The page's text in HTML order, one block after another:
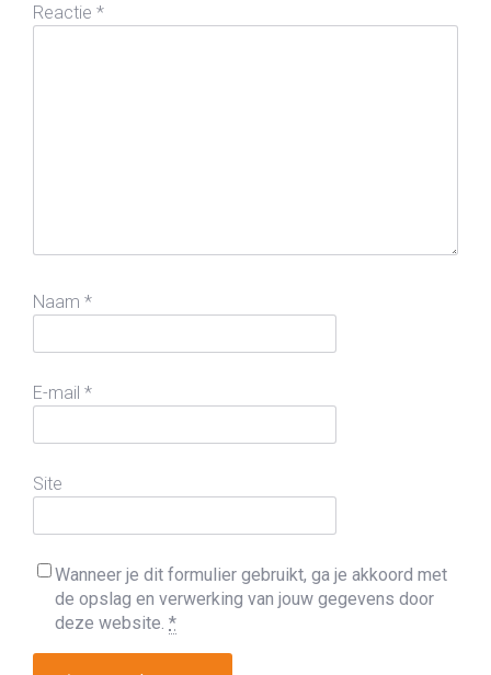
Reactie *
Naam *
E-mail *
Site
Wanneer je dit formulier gebruikt, ga je akkoord met
de opslag en verwerking van jouw gegevens door
deze website. *